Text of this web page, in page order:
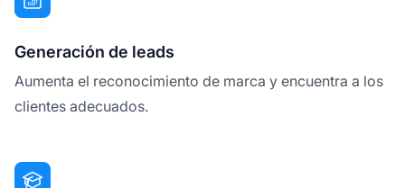
Generación de leads
Aumenta el reconocimiento de marca y encuentra a los
clientes adecuados.